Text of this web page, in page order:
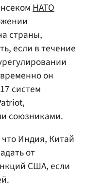
НАТО
страны,
если в течение
он
систем
союзниками.
что Индия, Китай
от
США, если